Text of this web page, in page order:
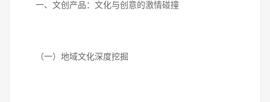
一、文创产品：文化与创意的激情碰撞
（一）地域文化深度挖掘